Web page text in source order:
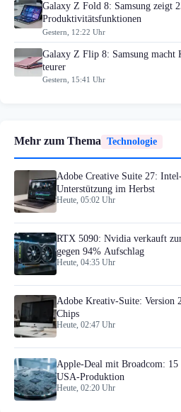
Galaxy Z Fold 8: Samsung zeigt
Produktivitätsfunktionen
Gestern, 12:22 Uhr
Galaxy Z Flip 8: Samsung macht
teurer
Gestern, 15:41 Uhr
Mehr zum Thema Technologie
Adobe Creative Suite 27:
Unterstützung im Herbst
Heute, 05:02 Uhr
RTX 5090: Nvidia verkauft
gegen 94% Aufschlag
Heute, 04:35 Uhr
Adobe Kreativ-Suite: Version
Chips
Heute, 02:47 Uhr
Apple-Deal mit Broadcom:
USA-Produktion
Heute, 02:20 Uhr